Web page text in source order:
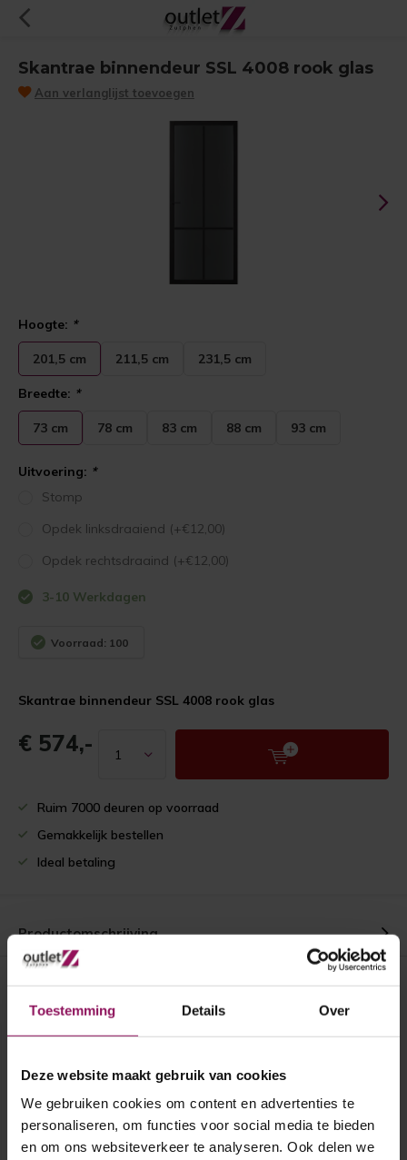
Toestemming Details Over
Deze website maakt gebruik van cookies
We gebruiken cookies om content en advertenties te
personaliseren, om functies voor social media te bieden
en om ons websiteverkeer te analyseren. Ook delen we
Skantrae binnendeur SSL 4008 rook glas
Aan verlanglijst toevoegen
Hoogte: *
201,5 cm 211,5 cm 231,5 cm
Breedte: *
73 cm 78 cm 83 cm 88 cm 93 cm
Uitvoering: *
Stomp
Opdek linksdraaiend (+€12,00)
Opdek rechtsdraaind (+€12,00)
3-10 Werkdagen
Voorraad: 100
Skantrae binnendeur SSL 4008 rook glas
€ 574,-
Ruim 7000 deuren op voorraad
Gemakkelijk bestellen
Ideal betaling
Productomschrijving
Recent bekeken